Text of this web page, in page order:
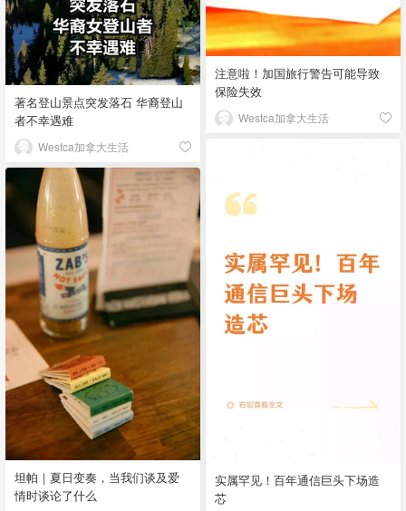
注意啦！加国旅行警告可能导致
保险失效
Westca加拿大生活
著名登山景点突发落石 华裔登山
者不幸遇难
Westca加拿大生活
实属罕见！百年通信巨头下场造
芯
坦帕｜夏日变奏，当我们谈及爱
情时谈论了什么